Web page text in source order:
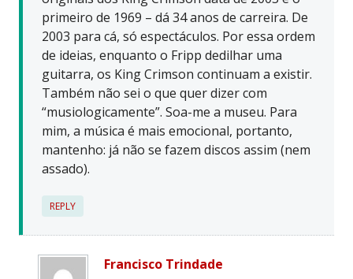
primeiro de 1969 – dá 34 anos de carreira. De
2003 para cá, só espectáculos. Por essa ordem
de ideias, enquanto o Fripp dedilhar uma
guitarra, os King Crimson continuam a existir.
Também não sei o que quer dizer com
“musiologicamente”. Soa-me a museu. Para
mim, a música é mais emocional, portanto,
mantenho: já não se fazem discos assim (nem
assado).
REPLY
Francisco Trindade